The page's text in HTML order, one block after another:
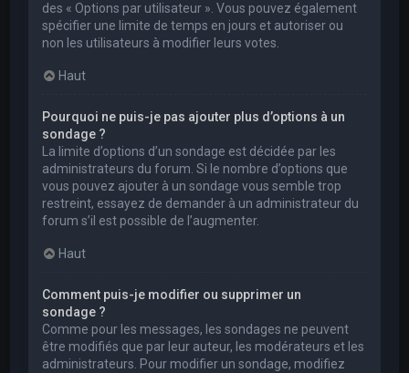
des « Options par utilisateur ». Vous pouvez également
spécifier une limite de temps en jours et autoriser ou
non les utilisateurs à modifier leurs votes.
Haut
Pourquoi ne puis-je pas ajouter plus d’options à un
sondage ?
La limite d’options d’un sondage est décidée par les
administrateurs du forum. Si le nombre d’options que
vous pouvez ajouter à un sondage vous semble trop
restreint, essayez de demander à un administrateur du
forum s’il est possible de l’augmenter.
Haut
Comment puis-je modifier ou supprimer un
sondage ?
Comme pour les messages, les sondages ne peuvent
être modifiés que par leur auteur, les modérateurs et les
administrateurs. Pour modifier un sondage, modifiez